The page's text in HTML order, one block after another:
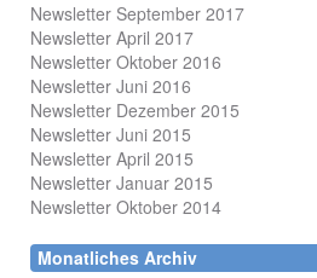
Newsletter September 2017
Newsletter April 2017
Newsletter Oktober 2016
Newsletter Juni 2016
Newsletter Dezember 2015
Newsletter Juni 2015
Newsletter April 2015
Newsletter Januar 2015
Newsletter Oktober 2014
Monatliches Archiv